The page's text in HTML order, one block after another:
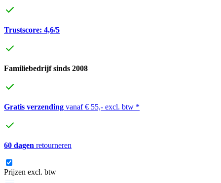
Trustscore: 4,6/5
Familiebedrijf sinds 2008
Gratis verzending vanaf € 55,- excl. btw *
60 dagen retourneren
Prijzen excl. btw